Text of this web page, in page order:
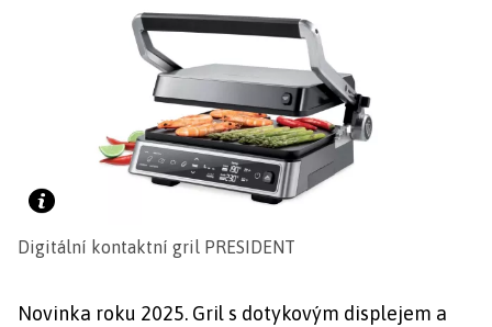
Digitální kontaktní gril PRESIDENT
Novinka roku 2025. Gril s dotykovým displejem a